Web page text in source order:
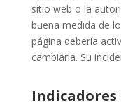
sitio web o la
buena medida de
página debería
cambiarla. Su
Indicadores